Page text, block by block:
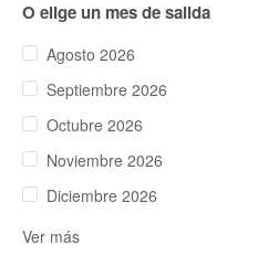
O elige un mes de salida
Agosto 2026
Septiembre 2026
Octubre 2026
Noviembre 2026
Diciembre 2026
Ver más